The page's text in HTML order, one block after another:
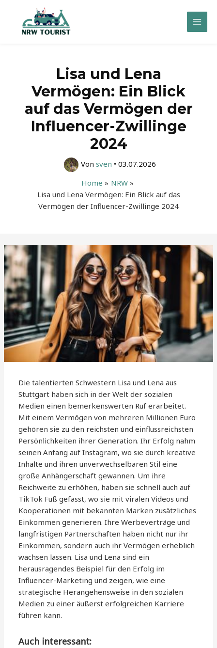
springen
Main
Lisa und Lena
Vermögen: Ein Blick
auf das Vermögen der
Influencer-Zwillinge
2024
Von sven • 03.07.2026
Home
NRW
Lisa und Lena Vermögen: Ein Blick auf das
Vermögen der Influencer-Zwillinge 2024
Die talentierten Schwestern Lisa und Lena aus
Stuttgart haben sich in der Welt der sozialen
Medien einen bemerkenswerten Ruf erarbeitet.
Mit einem Vermögen von mehreren Millionen Euro
gehören sie zu den reichsten und einflussreichsten
Persönlichkeiten ihrer Generation. Ihr Erfolg nahm
seinen Anfang auf Instagram, wo sie durch kreative
Inhalte und ihren unverwechselbaren Stil eine
große Anhängerschaft gewannen. Um ihre
Reichweite zu erhöhen, haben sie schnell auch auf
TikTok Fuß gefasst, wo sie mit viralen Videos und
Kooperationen mit bekannten Marken zusätzliches
Einkommen generieren. Ihre Werbeverträge und
langfristigen Partnerschaften haben nicht nur ihr
Einkommen, sondern auch ihr Vermögen erheblich
wachsen lassen. Lisa und Lena sind ein
herausragendes Beispiel für den Erfolg im
Influencer-Marketing und zeigen, wie eine
strategische Herangehensweise in den sozialen
Medien zu einer äußerst erfolgreichen Karriere
führen kann.
Auch interessant: